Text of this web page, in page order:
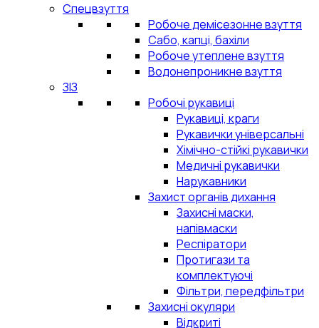
Спецвзуття
Робоче демісезонне взуття
Сабо, капці, бахіли
Робоче утеплене взуття
Водонепроникне взуття
ЗІЗ
Робочі рукавиці
Рукавиці, краги
Рукавички універсальні
Хімічно-стійкі рукавички
Медичні рукавички
Нарукавники
Захист органів дихання
Захисні маски,
напівмаски
Респіратори
Протигази та
комплектуючі
Фільтри, передфільтри
Захисні окуляри
Відкриті